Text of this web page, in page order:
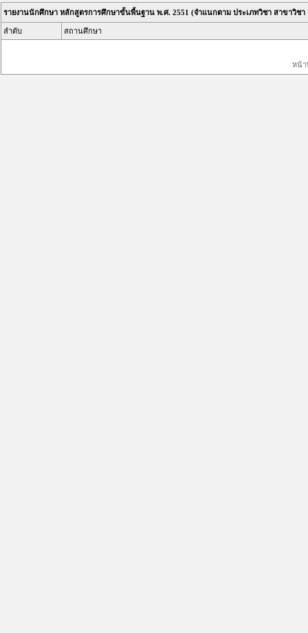
รายงานนักศึกษา หลักสูตรการศึกษาขั้นพื้นฐาน พ.ศ. 2551 (จำแนกตาม ประเภทวิชา สาขาวิช
ลำดับ สถานศึกษา
หน้